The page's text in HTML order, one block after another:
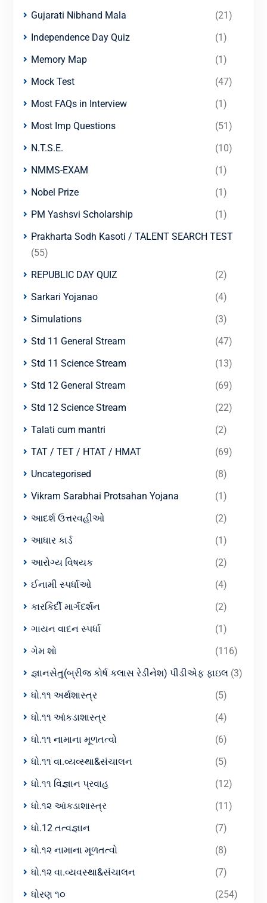
Gujarati Nibhand Mala
(21)
Independence Day Quiz
(1)
Memory Map
(1)
Mock Test
(47)
Most FAQs in Interview
(1)
Most Imp Questions
(51)
N.T.S.E.
(10)
NMMS-EXAM
(1)
Nobel Prize
(1)
PM Yashsvi Scholarship
(1)
Prakharta Sodh Kasoti / TALENT SEARCH TEST
(55)
REPUBLIC DAY QUIZ
(2)
Sarkari Yojanao
(4)
Simulations
(3)
Std 11 General Stream
(47)
Std 11 Science Stream
(13)
Std 12 General Stream
(69)
Std 12 Science Stream
(22)
Talati cum mantri
(2)
TAT / TET / HTAT / HMAT
(69)
Uncategorised
(8)
Vikram Sarabhai Protsahan Yojana
(1)
આદર્શ ઉત્તરવહીઓ
(2)
આધાર કાર્ડ
(1)
આરોગ્ય વિષયક
(2)
ઈનામી સ્પર્ધાઓ
(4)
કારકિર્દી માર્ગદર્શન
(2)
ગાયન વાદન સ્પર્ધા
(1)
ગેમ શો
(116)
જ્ઞાનસેતુ(બ્રીજ કોર્ષ કલાસ રેડીનેશ) પીડીએફ ફાઇલ(3)
ધો.૧૧ અર્થશાસ્ત્ર
(5)
ધો.૧૧ આંકડાશાસ્ત્ર
(4)
ધો.૧૧ નામાના મૂળતત્વો
(6)
ધો.૧૧ વા.વ્યવ્સ્થા&સંચાલન
(5)
ધો.૧૧ વિજ્ઞાન પ્રવાહ
(12)
ધો.૧૨ આંકડાશાસ્ત્ર
(11)
ધો.12 તત્વજ્ઞાન
(7)
ધો.૧૨ નામાના મૂળતત્વો
(8)
ધો.૧૨ વા.વ્યવસ્થા&સંચાલન
(7)
ધોરણ ૧૦
(254)